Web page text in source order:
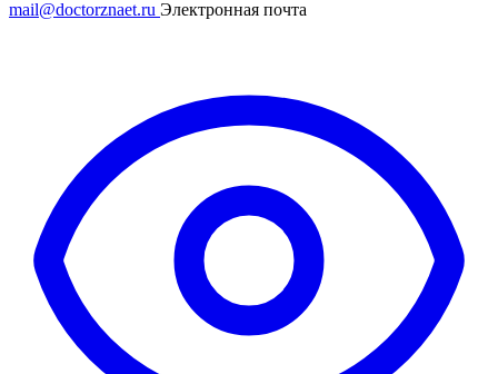
mail@doctorznaet.ru Электронная почта